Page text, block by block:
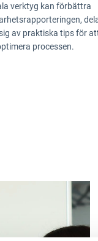
verktyg kan förbättra
av praktiska tips för
processen.